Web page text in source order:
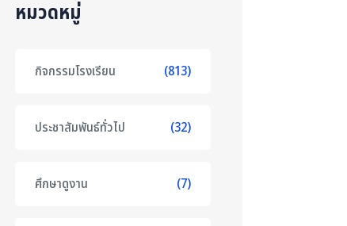
หมวดหมู่
กิจกรรมโรงเรียน (813)
ประชาสัมพันธ์ทั่วไป (32)
ศึกษาดูงาน (7)